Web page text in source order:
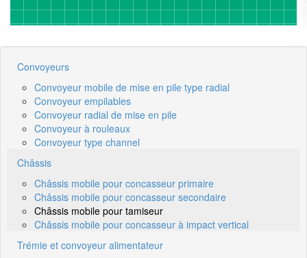
Convoyeurs
Convoyeur mobile de mise en pile type radial
Convoyeur empilables
Convoyeur radial de mise en pile
Convoyeur à rouleaux
Convoyeur type channel
Châssis
Châssis mobile pour concasseur primaire
Châssis mobile pour concasseur secondaire
Châssis mobile pour tamiseur
Châssis mobile pour concasseur à impact vertical
Trémie et convoyeur alimentateur